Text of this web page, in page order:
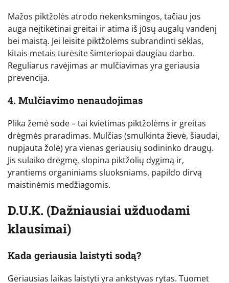
Mažos piktžolės atrodo nekenksmingos, tačiau jos
auga neįtikėtinai greitai ir atima iš jūsų augalų vandenį
bei maistą. Jei leisite piktžolėms subrandinti sėklas,
kitais metais turėsite šimteriopai daugiau darbo.
Reguliarus ravėjimas ar mulčiavimas yra geriausia
prevencija.
4. Mulčiavimo nenaudojimas
Plika žemė sode – tai kvietimas piktžolėms ir greitas
drėgmės praradimas. Mulčias (smulkinta žievė, šiaudai,
nupjauta žolė) yra vienas geriausių sodininko draugų.
Jis sulaiko drėgmę, slopina piktžolių dygimą ir,
yrantiems organiniams sluoksniams, papildo dirvą
maistinėmis medžiagomis.
D.U.K. (Dažniausiai užduodami
klausimai)
Kada geriausia laistyti sodą?
Geriausias laikas laistyti yra ankstyvas rytas. Tuomet